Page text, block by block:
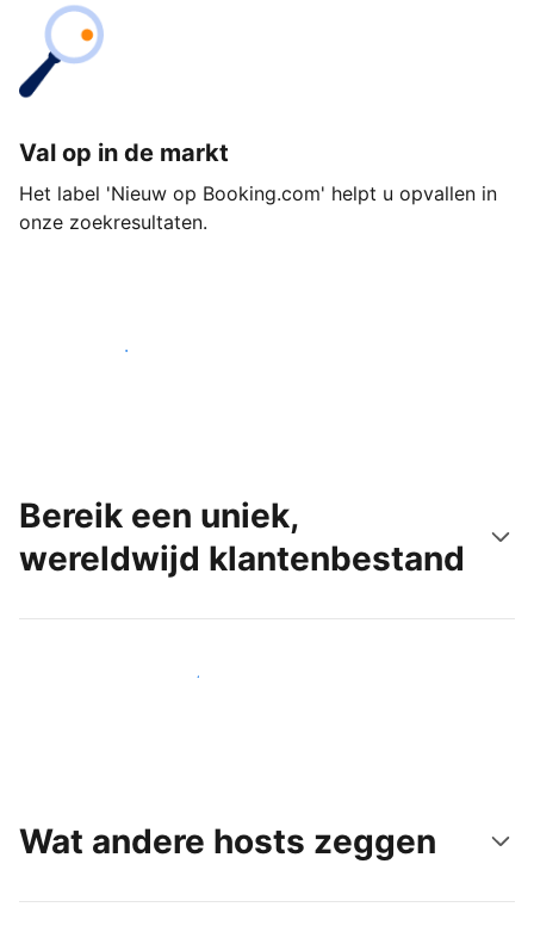
Val op in de markt
Het label 'Nieuw op Booking.com' helpt u opvallen in
onze zoekresultaten.
Begin vandaag nog
Bereik een uniek,
wereldwijd klantenbestand
Bereik vandaag nog nieuwe gasten
Wat andere hosts zeggen